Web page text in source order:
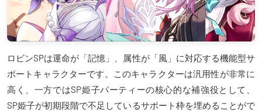
ロビンSPは運命が「記憶」、属性が「風」に対応する機能型サ
ポートキャラクターです。このキャラクターは汎用性が非常に
高く、一方ではSP姫子パーティーの核心的な補強役として、
SP姫子が初期段階で不足しているサポート枠を埋めることがで